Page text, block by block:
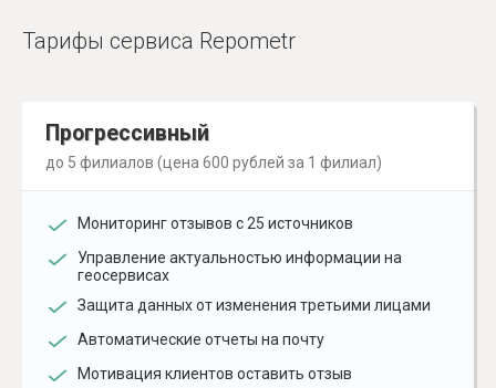
Тарифы сервиса Repometr
Прогрессивный
до 5 филиалов (цена 600 рублей за 1 филиал)
Мониторинг отзывов с 25 источников
Управление актуальностью информации на
геосервисах
Защита данных от изменения третьими лицами
Автоматические отчеты на почту
Мотивация клиентов оставить отзыв